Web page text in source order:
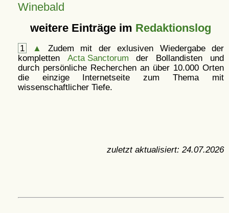
Winebald
weitere Einträge im Redaktionslog
1 ▲
Zudem mit der exlusiven Wiedergabe der
kompletten Acta Sanctorum der Bollandisten und
durch persönliche Recherchen an über 10.000 Orten
die einzige Internetseite zum Thema mit
wissenschaftlicher Tiefe.
zuletzt aktualisiert: 24.07.2026